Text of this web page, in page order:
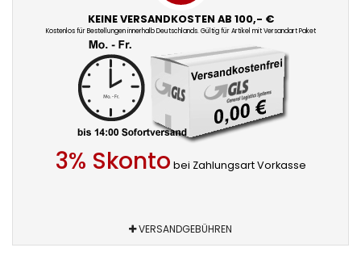
KEINE VERSANDKOSTEN AB 100,- €
Kostenlos für Bestellungen innerhalb Deutschlands. Gültig für Artikel mit Versandart Paket
3% Skonto bei Zahlungsart Vorkasse
VERSANDGEBÜHREN